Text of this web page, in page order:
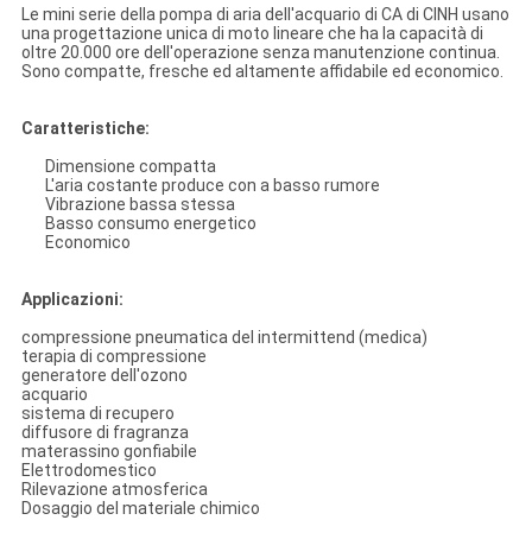
Le mini serie della pompa di aria dell'acquario di CA di CINH usano
una progettazione unica di moto lineare che ha la capacità di
oltre 20.000 ore dell'operazione senza manutenzione continua.
Sono compatte, fresche ed altamente affidabile ed economico.
Caratteristiche:
Dimensione compatta
L'aria costante produce con a basso rumore
Vibrazione bassa stessa
Basso consumo energetico
Economico
Applicazioni:
compressione pneumatica del intermittend (medica)
terapia di compressione
generatore dell'ozono
acquario
sistema di recupero
diffusore di fragranza
materassino gonfiabile
Elettrodomestico
Rilevazione atmosferica
Dosaggio del materiale chimico